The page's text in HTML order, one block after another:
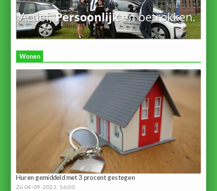
Wonen
Huren gemiddeld met 3 procent gestegen
Zo 04-09-2022, 16:00